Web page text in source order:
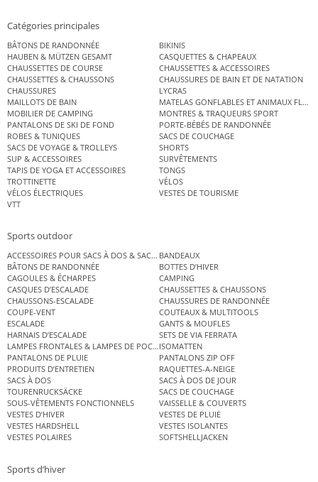
Catégories principales
BÂTONS DE RANDONNÉE
BIKINIS
HAUBEN & MÜTZEN GESAMT
CASQUETTES & CHAPEAUX
CHAUSSETTES DE COURSE
CHAUSSETTES & ACCESSOIRES
CHAUSSETTES & CHAUSSONS
CHAUSSURES DE BAIN ET DE NATATION
CHAUSSURES
LYCRAS
MAILLOTS DE BAIN
MATELAS GONFLABLES ET ANIMAUX
MOBILIER DE CAMPING
MONTRES & TRAQUEURS SPORT
PANTALONS DE SKI DE FOND
PORTE-BÉBÉS DE RANDONNÉE
ROBES & TUNIQUES
SACS DE COUCHAGE
SACS DE VOYAGE & TROLLEYS
SHORTS
SUP & ACCESSOIRES
SURVÊTEMENTS
TAPIS DE YOGA ET ACCESSOIRES
TONGS
TROTTINETTE
VÉLOS
VÉLOS ÉLECTRIQUES
VESTES DE TOURISME
VTT
Sports outdoor
ACCESSOIRES POUR SACS À DOS & SACS ÉTANCHES
BANDEAUX
BÂTONS DE RANDONNÉE
BOTTES D’HIVER
CAGOULES & ÉCHARPES
CAMPING
CASQUES D’ESCALADE
CHAUSSETTES & CHAUSSONS
CHAUSSONS-ESCALADE
CHAUSSURES DE RANDONNÉE
COUPE-VENT
COUTEAUX & MULTITOOLS
ESCALADE
GANTS & MOUFLES
HARNAIS D’ESCALADE
SETS DE VIA FERRATA
LAMPES FRONTALES & LAMPES DE POCHEISOMATTEN
PANTALONS DE PLUIE
PANTALONS ZIP OFF
PRODUITS D’ENTRETIEN
RAQUETTES-A-NEIGE
SACS À DOS
SACS À DOS DE JOUR
TOURENRUCKSÄCKE
SACS DE COUCHAGE
SOUS-VÊTEMENTS FONCTIONNELS
VAISSELLE & COUVERTS
VESTES D’HIVER
VESTES DE PLUIE
VESTES HARDSHELL
VESTES ISOLANTES
VESTES POLAIRES
SOFTSHELLJACKEN
Sports d’hiver